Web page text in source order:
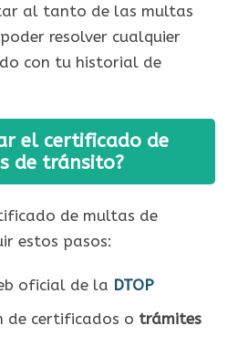
al tanto de las multas
resolver cualquier
con tu historial de
el certificado de
de tránsito?
de multas de
estos pasos:
oficial de la DTOP
de certificados o trámites